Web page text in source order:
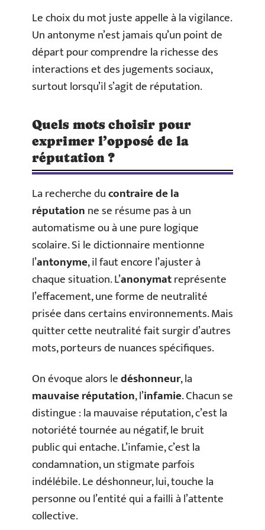
Le choix du mot juste appelle à la vigilance.
Un antonyme n’est jamais qu’un point de
départ pour comprendre la richesse des
interactions et des jugements sociaux,
surtout lorsqu’il s’agit de réputation.
Quels mots choisir pour
exprimer l’opposé de la
réputation ?
La recherche ducontraire de la
réputationne se résume pas à un
automatisme ou à une pure logique
scolaire. Si le dictionnaire mentionne
l’antonyme, il faut encore l’ajuster à
chaque situation. L’anonymatreprésente
l’effacement, une forme de neutralité
prisée dans certains environnements. Mais
quitter cette neutralité fait surgir d’autres
mots, porteurs de nuances spécifiques.
On évoque alors ledéshonneur, la
mauvaise réputation, l’infamie. Chacun se
distingue : la mauvaise réputation, c’est la
notoriété tournée au négatif, le bruit
public qui entache. L’infamie, c’est la
condamnation, un stigmate parfois
indélébile. Le déshonneur, lui, touche la
personne ou l’entité qui a failli à l’attente
collective.